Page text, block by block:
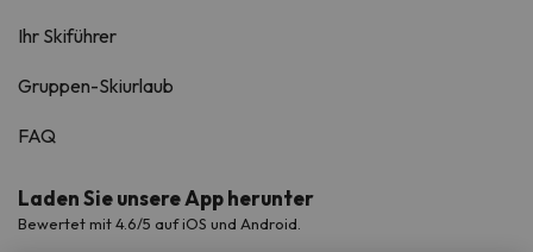
Ihr Skiführer
Gruppen-Skiurlaub
FAQ
Laden Sie unsere App herunter
Bewertet mit 4.6/5 auf iOS und Android.